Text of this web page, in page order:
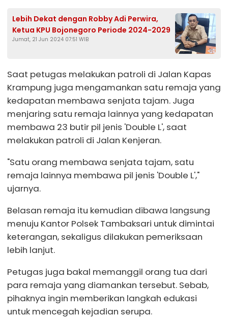
Lebih Dekat dengan Robby Adi Perwira,
Ketua KPU Bojonegoro Periode 2024-2029
Jumat, 21 Jun 2024 07:51 WIB
Saat petugas melakukan patroli di Jalan Kapas
Krampung juga mengamankan satu remaja yang
kedapatan membawa senjata tajam. Juga
menjaring satu remaja lainnya yang kedapatan
membawa 23 butir pil jenis 'Double L', saat
melakukan patroli di Jalan Kenjeran.
"Satu orang membawa senjata tajam, satu
remaja lainnya membawa pil jenis 'Double L',"
ujarnya.
Belasan remaja itu kemudian dibawa langsung
menuju Kantor Polsek Tambaksari untuk dimintai
keterangan, sekaligus dilakukan pemeriksaan
lebih lanjut.
Petugas juga bakal memanggil orang tua dari
para remaja yang diamankan tersebut. Sebab,
pihaknya ingin memberikan langkah edukasi
untuk mencegah kejadian serupa.